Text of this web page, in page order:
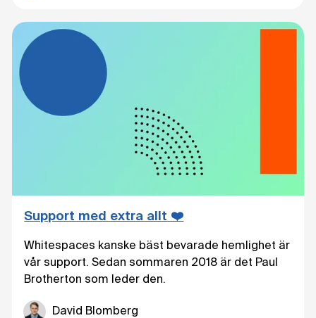
Support med extra allt ❤️
Whitespaces kanske bäst bevarade hemlighet är
vår support. Sedan sommaren 2018 är det Paul
Brotherton som leder den.
David Blomberg